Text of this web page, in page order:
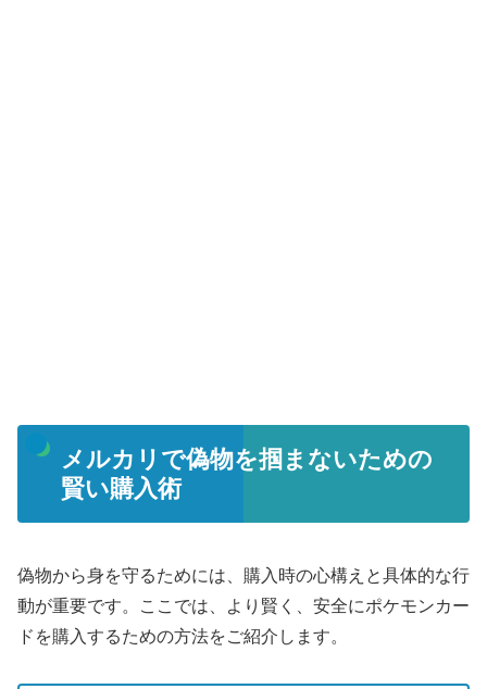
メルカリで偽物を掴まないための
賢い購入術
偽物から身を守るためには、購入時の心構えと具体的な行
動が重要です。ここでは、より賢く、安全にポケモンカー
ドを購入するための方法をご紹介します。